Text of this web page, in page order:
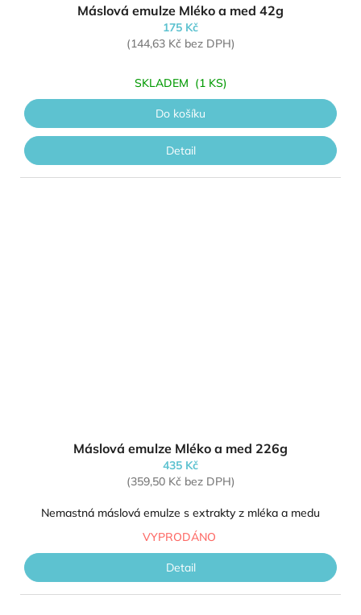
Máslová emulze Mléko a med 42g
175 Kč
(144,63 Kč bez DPH)
SKLADEM (1 KS)
Do košíku
Detail
Máslová emulze Mléko a med 226g
435 Kč
(359,50 Kč bez DPH)
Nemastná máslová emulze s extrakty z mléka a medu
VYPRODÁNO
Detail